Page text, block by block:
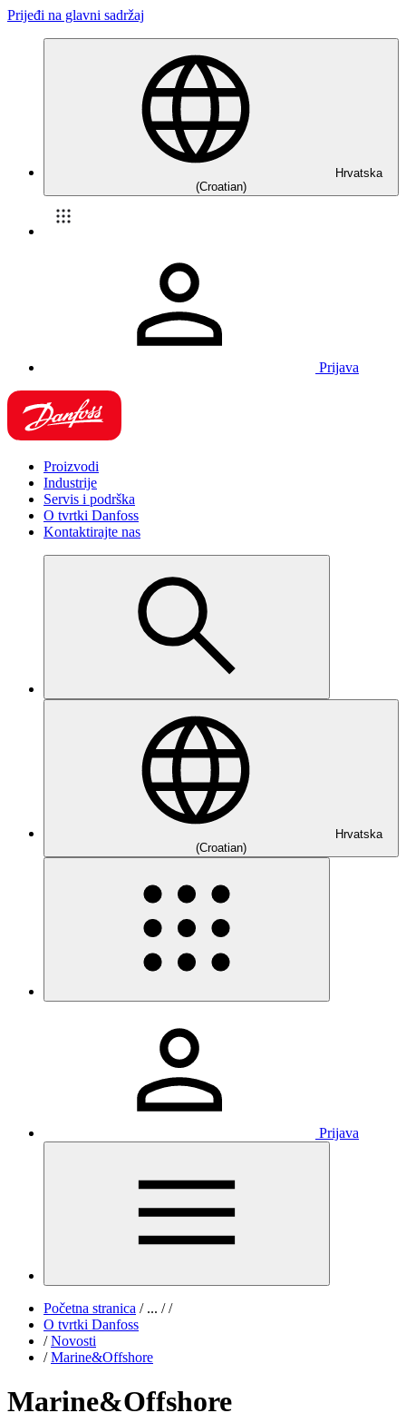
Prijeđi na glavni sadržaj
Hrvatska
(Croatian)
Prijava
Proizvodi
Industrije
Servis i podrška
O tvrtki Danfoss
Kontaktirajte nas
Hrvatska
(Croatian)
Prijava
Početna stranica /... / /
O tvrtki Danfoss
/ Novosti
/ Marine&Offshore
Marine&Offshore